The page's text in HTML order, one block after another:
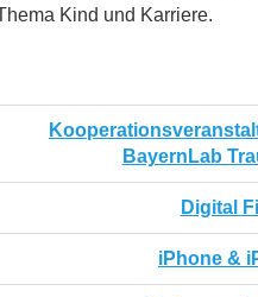
Kind und Karriere.
BayernLab
Digital
iPhone &